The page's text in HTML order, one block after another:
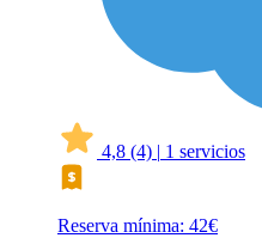
4,8 (4) | 1 servicios
Reserva mínima: 42€